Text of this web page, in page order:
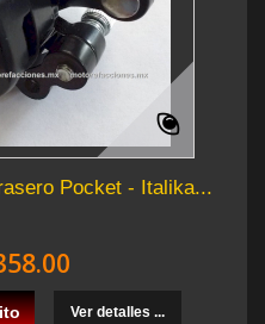
Pocket - Italika...
Ver detalles ...